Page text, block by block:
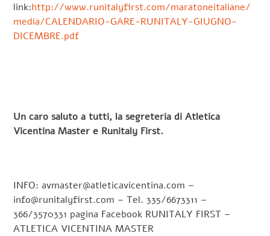
link:http://www.runitalyfirst.com/maratoneitaliane/
media/CALENDARIO-GARE-RUNITALY-GIUGNO-
DICEMBRE.pdf
Un caro saluto a tutti, la segreteria di Atletica
Vicentina Master e Runitaly First.
INFO: avmaster@atleticavicentina.com –
info@runitalyfirst.com – Tel. 335/6673311 –
366/3570331 pagina Facebook RUNITALY FIRST –
ATLETICA VICENTINA MASTER